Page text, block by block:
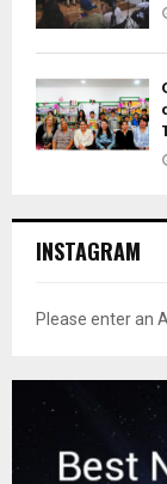
INSTAGRAM
Please enter an